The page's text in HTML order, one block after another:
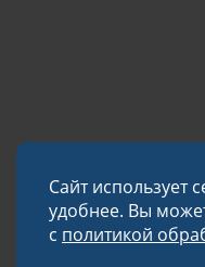
© 2026 Завод «Меткон»
Сайт использует
удобнее. Вы
с политикой